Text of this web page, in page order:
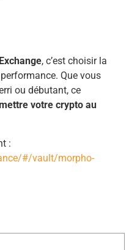
, c’est choisir la
Que vous
ou débutant, ce
votre crypto au
:
#/vault/morpho-